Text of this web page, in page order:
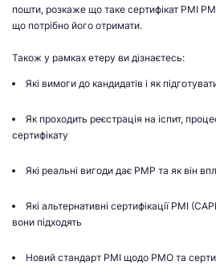
пошти, розкаже що таке сертифікат PMI
що потрібно його отримати.
Також у рамках етеру ви дізнаєтесь:
Які вимоги до кандидатів і як
Як проходить реєстрація на іспит,
сертифікату
Які реальні вигоди дає PMP та як він
Які альтернативні сертифікації PMI
вони підходять
Новий стандарт PMI щодо PMO та